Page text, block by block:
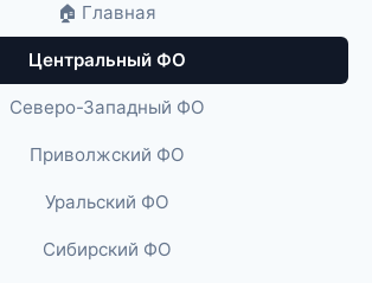
🏠 Главная
Центральный ФО
Северо-Западный ФО
Приволжский ФО
Уральский ФО
Сибирский ФО